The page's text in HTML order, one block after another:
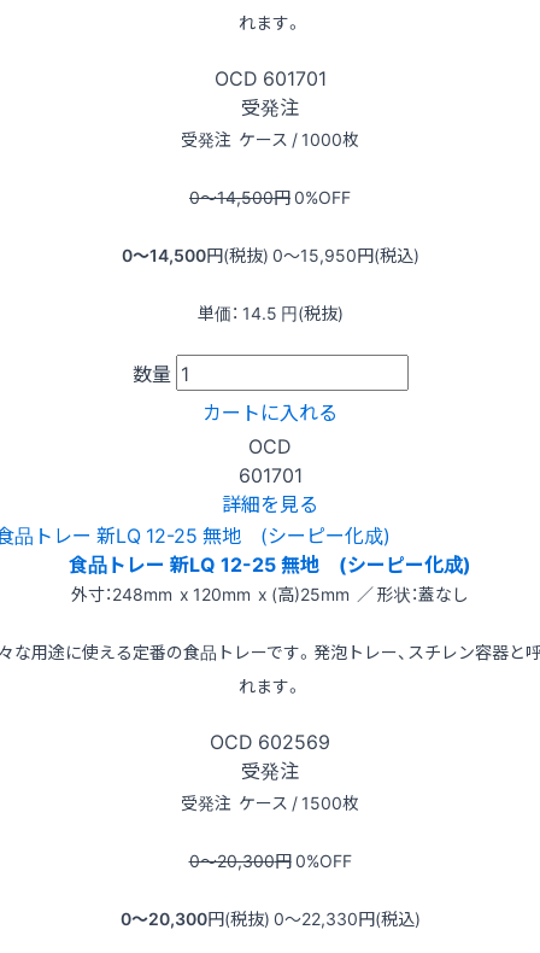
れます。
OCD 601701
受発注
受発注 ケース / 1000枚
0〜14,500円0%OFF
0〜14,500円(税抜) 0〜15,950円(税込)
単価： 14.5 円(税抜)
数量
カートに入れる
OCD
601701
詳細を見る
食品トレー 新LQ 12-25 無地 (シーピー化成)
外寸：248mm x 120mm x (高)25mm ／ 形状：蓋なし
な用途に使える定番の食品トレーです。発泡トレー、スチレン容器と
れます。
OCD 602569
受発注
受発注 ケース / 1500枚
0〜20,300円0%OFF
0〜20,300円(税抜) 0〜22,330円(税込)